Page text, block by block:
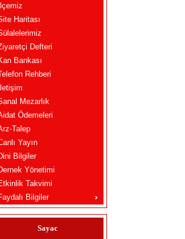
İlçemiz
Haritası
Defteri
Bankası
Rehberi
İletişim
Mezarlık
Ödemeleri
Talep
Yayın
Bilgiler
Yönetimi
Takvimi
Bilgiler
Sayac